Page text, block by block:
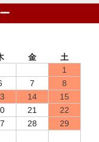
金
土
1
7
8
14
15
21
22
28
29